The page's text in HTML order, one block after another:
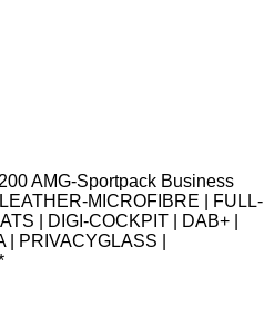
AMG-Sportpack Business
MICROFIBRE | FULL-
| DIGI-COCKPIT | DAB+ |
PRIVACYGLASS |